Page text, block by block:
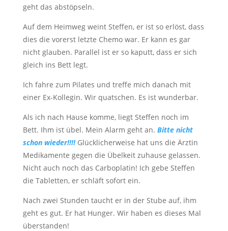
geht das abstöpseln.
Auf dem Heimweg weint Steffen, er ist so erlöst, dass
dies die vorerst letzte Chemo war. Er kann es gar
nicht glauben. Parallel ist er so kaputt, dass er sich
gleich ins Bett legt.
Ich fahre zum Pilates und treffe mich danach mit
einer Ex-Kollegin. Wir quatschen. Es ist wunderbar.
Als ich nach Hause komme, liegt Steffen noch im
Bett. Ihm ist übel. Mein Alarm geht an. Bitte nicht
schon wieder!!!! Glücklicherweise hat uns die Ärztin
Medikamente gegen die Übelkeit zuhause gelassen.
Nicht auch noch das Carboplatin! Ich gebe Steffen
die Tabletten, er schläft sofort ein.
Nach zwei Stunden taucht er in der Stube auf, ihm
geht es gut. Er hat Hunger. Wir haben es dieses Mal
überstanden!